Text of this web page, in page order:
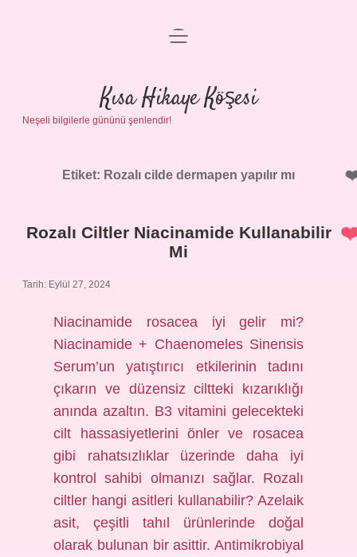
Anasayfa
Gizlilik Politikası
Yasal Uyarı
menüyü
Kısa Hikaye Köşesi
Neşeli bilgilerle gününü şenlendir!
Etiket: Rozalı cilde dermapen yapılır mı
Rozalı Ciltler Niacinamide Kullanabilir
Mi
Tarih: Eylül 27, 2024
Niacinamide rosacea iyi gelir mi?
Niacinamide + Chaenomeles Sinensis
Serum’un yatıştırıcı etkilerinin tadını
çıkarın ve düzensiz ciltteki kızarıklığı
anında azaltın. B3 vitamini gelecekteki
cilt hassasiyetlerini önler ve rosacea
gibi rahatsızlıklar üzerinde daha iyi
kontrol sahibi olmanızı sağlar. Rozalı
ciltler hangi asitleri kullanabilir? Azelaik
asit, çeşitli tahıl ürünlerinde doğal
olarak bulunan bir asittir. Antimikrobiyal